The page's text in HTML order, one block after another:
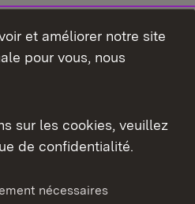
et améliorer notre site
pour vous, nous
sur les cookies, veuillez
de confidentialité.
nécessaires